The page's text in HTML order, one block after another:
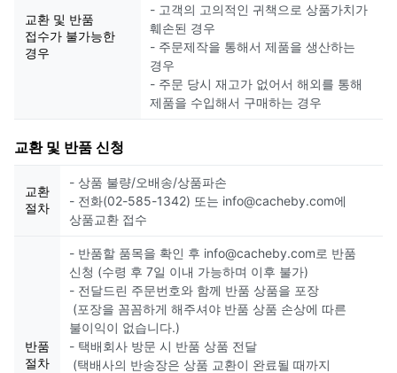
교환 및 반품
접수가 불가능한
경우
- 고객의 고의적인 귀책으로 상품가치가
훼손된 경우
- 주문제작을 통해서 제품을 생산하는
경우
- 주문 당시 재고가 없어서 해외를 통해
제품을 수입해서 구매하는 경우
교환 및 반품 신청
교환
절차
- 상품 불량/오배송/상품파손
- 전화(02-585-1342) 또는 info@cacheby.com에
상품교환 접수
반품
절차
- 반품할 품목을 확인 후 info@cacheby.com로 반품
신청 (수령 후 7일 이내 가능하며 이후 불가)
- 전달드린 주문번호와 함께 반품 상품을 포장
(포장을 꼼꼼하게 해주셔야 반품 상품 손상에 따른
불이익이 없습니다.)
- 택배회사 방문 시 반품 상품 전달
(택배사의 반송장은 상품 교환이 완료될 때까지